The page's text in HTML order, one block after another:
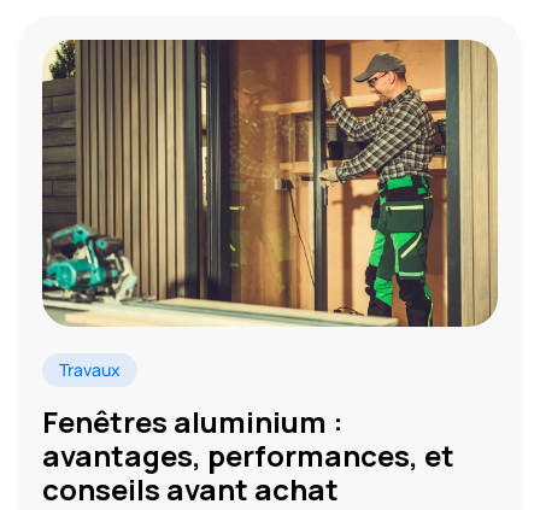
Travaux
Fenêtres aluminium :
avantages, performances, et
conseils avant achat